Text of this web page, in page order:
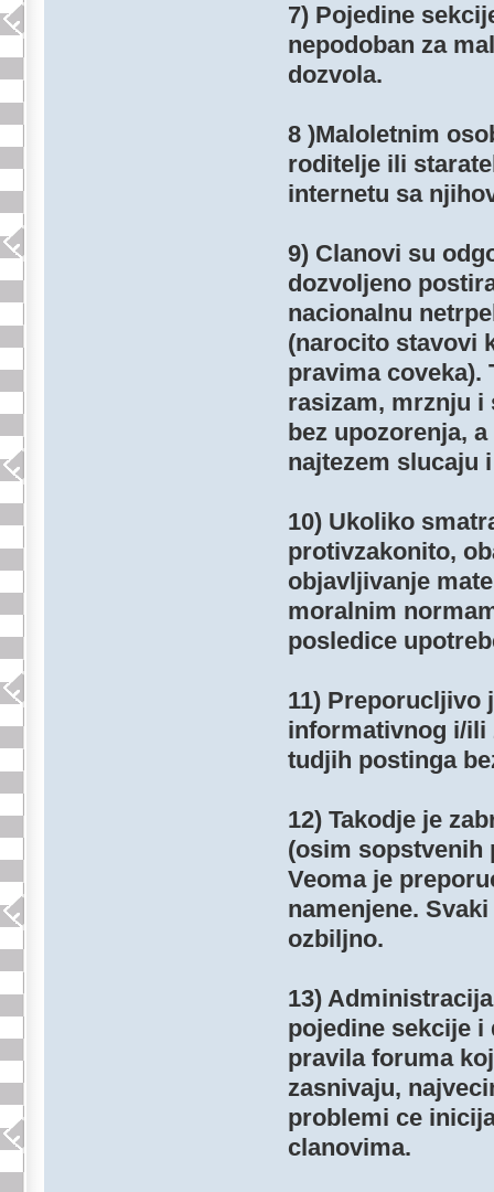
7) Pojedine
nepodoban za
dozvola.
8 )Maloletnim
roditelje ili
internetu sa
9) Clanovi su
dozvoljeno
nacionalnu
(narocito stavovi
pravima coveka).
rasizam, mrznju i
bez upozorenja,
najtezem slucaju
10) Ukoliko
protivzakonito,
objavljivanje
moralnim
posledice
11) Preporucljivo
informativnog i/ili
tudjih postinga
12) Takodje je
(osim sopstvenih
Veoma je
namenjene.
ozbiljno.
13)
pojedine sekcije i
pravila foruma
zasnivaju,
problemi ce
clanovima.